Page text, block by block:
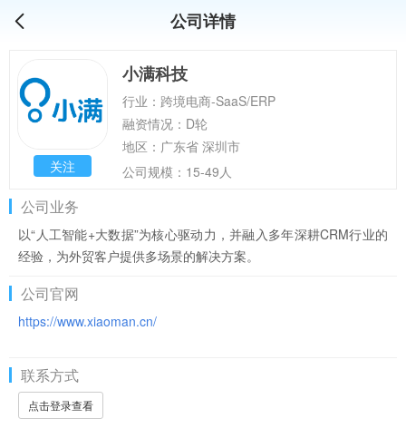
公司详情
关注
小满科技
行业：跨境电商-SaaS/ERP
融资情况：D轮
地区：广东省 深圳市
公司规模：15-49人
公司业务
以“人工智能+大数据”为核心驱动力，并融入多年深耕CRM行业的
经验，为外贸客户提供多场景的解决方案。
公司官网
https://www.xiaoman.cn/
联系方式
点击登录查看